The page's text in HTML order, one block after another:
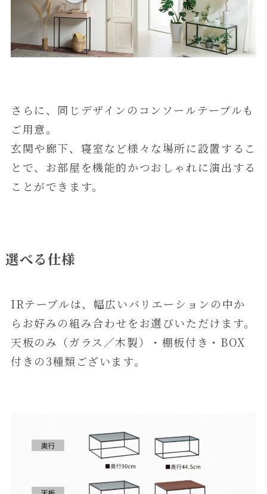
さらに、同じデザインのコンソールテーブルも
ご用意。
玄関や廊下、寝室など様々な場所に設置するこ
とで、お部屋を機能的かつおしゃれに演出する
ことができます。
選べる仕様
IRテーブルは、幅広いバリエーションの中か
らお好みの組み合わせをお選びいただけます。
天板のみ（ガラス／木製）・棚板付き・BOX
付きの3種類ございます。